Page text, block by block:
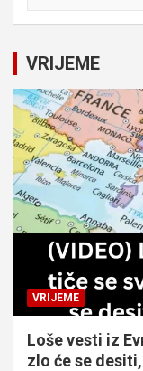
c
h
VRIJEME
VRIJEME
Loše vesti iz
zlo će se